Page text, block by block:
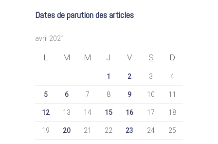
Dates de parution des articles
avril 2021
L M M J V S D
1 2 3 4
5 6 7 8 9 10 11
12 13 14 15 16 17 18
19 20 21 22 23 24 25